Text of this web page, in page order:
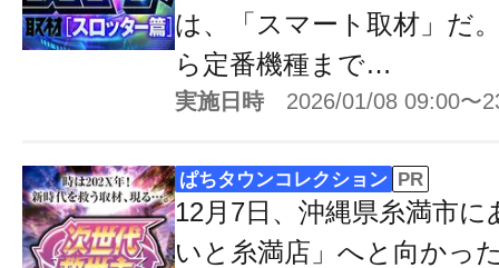
は、「スマート取材」だ
ら定番機種まで…
実施日時 2026/01/08 09:00〜
ぱちタウンコレクション PR
12月7日、沖縄県糸満市
いと糸満店」へと向かっ